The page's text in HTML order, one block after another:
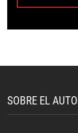
SOBRE EL